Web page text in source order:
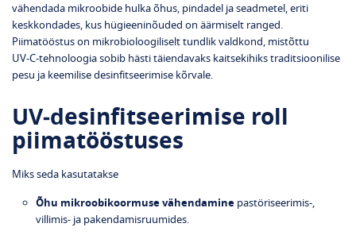
vähendada mikroobide hulka õhus, pindadel ja seadmetel, eriti
keskkondades, kus hügieeninõuded on äärmiselt ranged.
Piimatööstus on mikrobioloogiliselt tundlik valdkond, mistõttu
UV‑C‑tehnoloogia sobib hästi täiendavaks kaitsekihiks traditsioonilise
pesu ja keemilise desinfitseerimise kõrvale.
UV‑desinfitseerimise roll
piimatööstuses
Miks seda kasutatakse
Õhu mikroobikoormuse vähendamine pastöriseerimis-,
villimis- ja pakendamisruumides.